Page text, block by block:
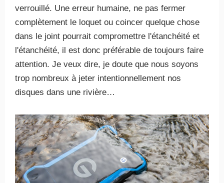
verrouillé. Une erreur humaine, ne pas fermer
complètement le loquet ou coincer quelque chose
dans le joint pourrait compromettre l'étanchéité et
l'étanchéité, il est donc préférable de toujours faire
attention. Je veux dire, je doute que nous soyons
trop nombreux à jeter intentionnellement nos
disques dans une rivière…